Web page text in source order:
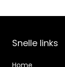
Snelle links
Home